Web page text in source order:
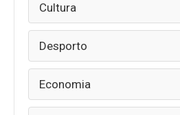
Cultura
Desporto
Economia